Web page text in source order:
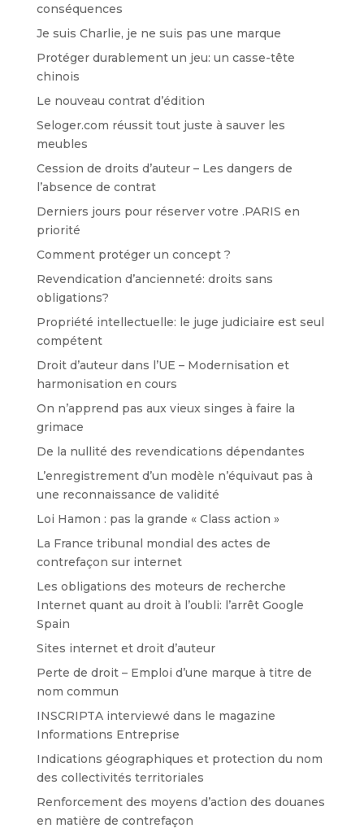
conséquences
Je suis Charlie, je ne suis pas une marque
Protéger durablement un jeu: un casse-tête
chinois
Le nouveau contrat d’édition
Seloger.com réussit tout juste à sauver les
meubles
Cession de droits d’auteur – Les dangers de
l’absence de contrat
Derniers jours pour réserver votre .PARIS en
priorité
Comment protéger un concept ?
Revendication d’ancienneté: droits sans
obligations?
Propriété intellectuelle: le juge judiciaire est seul
compétent
Droit d’auteur dans l’UE – Modernisation et
harmonisation en cours
On n’apprend pas aux vieux singes à faire la
grimace
De la nullité des revendications dépendantes
L’enregistrement d’un modèle n’équivaut pas à
une reconnaissance de validité
Loi Hamon : pas la grande « Class action »
La France tribunal mondial des actes de
contrefaçon sur internet
Les obligations des moteurs de recherche
Internet quant au droit à l’oubli: l’arrêt Google
Spain
Sites internet et droit d’auteur
Perte de droit – Emploi d’une marque à titre de
nom commun
INSCRIPTA interviewé dans le magazine
Informations Entreprise
Indications géographiques et protection du nom
des collectivités territoriales
Renforcement des moyens d’action des douanes
en matière de contrefaçon